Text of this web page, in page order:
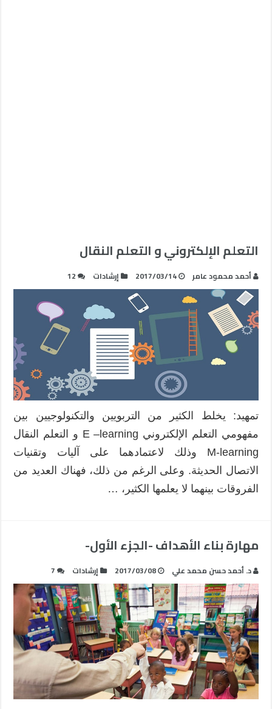
التعلم الإلكتروني و التعلم النقال
أحمد محمود عامر 2017/03/14 إرشادات 12
تمهيد: يخلط الكثير من التربويين والتكنولوجيين بين
مفهومي التعلم الإلكتروني E –learning و التعلم النقال
M-learning وذلك لاعتمادهما على آليات وتقنيات
الاتصال الحديثة. وعلى الرغم من ذلك، فهناك العديد من
الفروقات بينهما لا يعلمها الكثير، …
مهارة بناء الأهداف -الجزء الأول-
د. أحمد حسن محمد علي 2017/03/08 إرشادات 7